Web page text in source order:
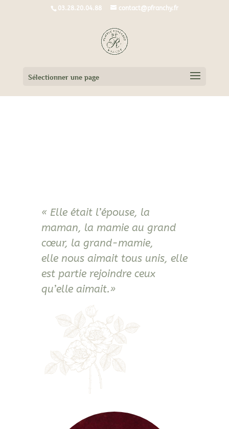
03.28.20.04.88 contact@pfranchy.fr
Sélectionner une page
« Elle était l’épouse, la
maman, la mamie au grand
cœur, la grand-mamie,
elle nous aimait tous unis, elle
est partie rejoindre ceux
qu’elle aimait.»